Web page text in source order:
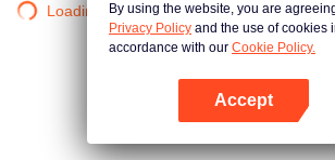
Loading…By using the website, you are
Privacy Policy and the use of cookies
accordance with our Cookie Policy.
Accept